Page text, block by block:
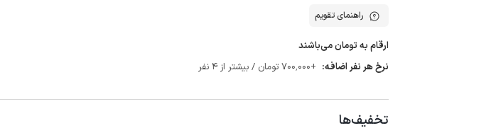
راهنمای تقویم
ارقام به تومان می‌باشند
نرخ هر نفر اضافه: +700٬000 تومان / بیشتر از 4 نفر
تخفیف‌ها